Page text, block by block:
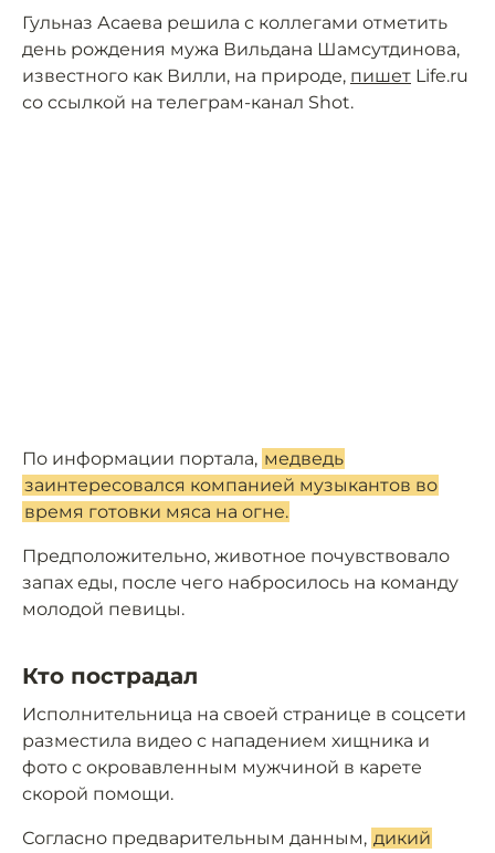
Гульназ Асаева решила с коллегами отметить
день рождения мужа Вильдана Шамсутдинова,
известного как Вилли, на природе, пишет Life.ru
со ссылкой на телеграм-канал Shot.
По информации портала, медведь
заинтересовался компанией музыкантов во
время готовки мяса на огне.
Предположительно, животное почувствовало
запах еды, после чего набросилось на команду
молодой певицы.
Кто пострадал
Исполнительница на своей странице в соцсети
разместила видео с нападением хищника и
фото с окровавленным мужчиной в карете
скорой помощи.
Согласно предварительным данным, дикий